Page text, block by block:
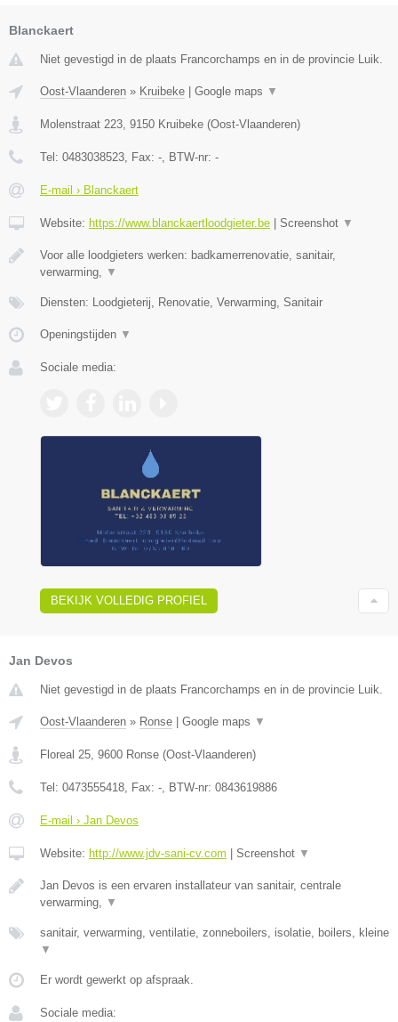
Blanckaert
Niet gevestigd in de plaats Francorchamps en in de provincie Luik.
Oost-Vlaanderen » Kruibeke Google maps ▼
Molenstraat 223 9150 Kruibeke (Oost-Vlaanderen)
Tel: 0483038523 , Fax: - , BTW-nr: -
E-mail › Blanckaert
Website: https://www.blanckaertloodgieter.be Screenshot ▼
Voor alle loodgieters werken: badkamerrenovatie, sanitair,
verwarming,
▼
Diensten: Loodgieterij, Renovatie, Verwarming, Sanitair
Openingstijden ▼
Sociale media:
BEKIJK VOLLEDIG PROFIEL
Jan Devos
Niet gevestigd in de plaats Francorchamps en in de provincie Luik.
Oost-Vlaanderen » Ronse Google maps ▼
Floreal 25 9600 Ronse (Oost-Vlaanderen)
Tel: 0473555418 , Fax: - , BTW-nr: 0843619886
E-mail › Jan Devos
Website: http://www.jdv-sani-cv.com Screenshot ▼
Jan Devos is een ervaren installateur van sanitair, centrale
verwarming,
▼
sanitair, verwarming, ventilatie, zonneboilers, isolatie, boilers, kleine
▼
Er wordt gewerkt op afspraak.
Sociale media: